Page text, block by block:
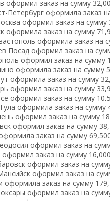
оформил заказ на сумму
Петербург оформила заказ
оформил заказ на сумму
оформила заказ на сумму
оформила заказ на
Посад оформил заказ на
оформил заказ на сумму
оформила заказ на сумму
оформила заказ на сумму
оформил заказ на сумму
оформил заказ на сумму
оформила заказ на сумму
оформил заказ на сумму
оформил заказ на сумму
заказ на сумму
оформил заказ на
заказ на сумму
оформил заказ на
оформил заказ на
оформила заказ на сумму
оформил заказ на